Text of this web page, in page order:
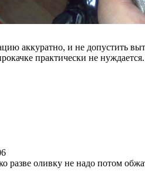
аккуратно, и не допустить
практически не нуждается.
разве оливку не надо потом